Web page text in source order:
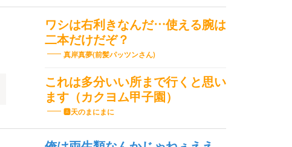
ワシは右利きなんだ…使える腕は
二本だけだぞ？
真岸真夢(前髪パッツンさん)
これは多分いい所まで行くと思い
ます（カクヨム甲子園）
🅰️天のまにまに